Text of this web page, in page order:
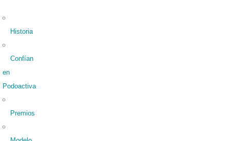
Historia
Confían
en
Podoactiva
Premios